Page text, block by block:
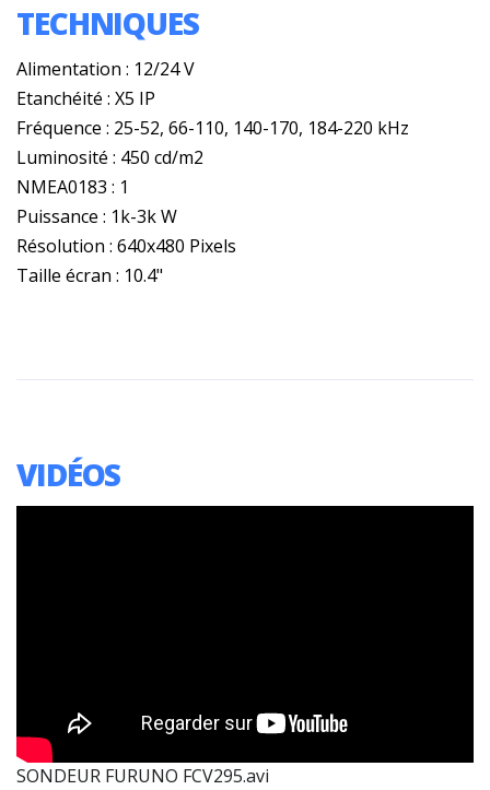
TECHNIQUES
Alimentation : 12/24 V
Etanchéité : X5 IP
Fréquence : 25-52, 66-110, 140-170, 184-220 kHz
Luminosité : 450 cd/m2
NMEA0183 : 1
Puissance : 1k-3k W
Résolution : 640x480 Pixels
Taille écran : 10.4"
VIDÉOS
SONDEUR FURUNO FCV295.avi